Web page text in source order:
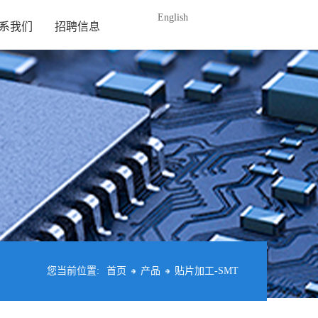
我们 招聘信息
English
您当前位置: 首页 产品 贴片加工-SMT